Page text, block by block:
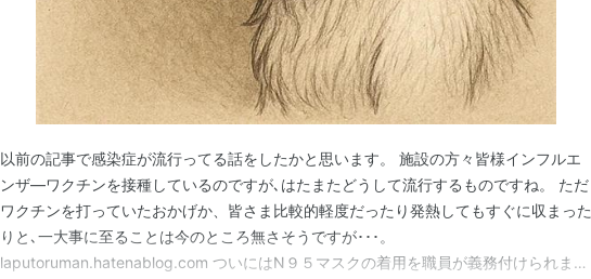
以前の記事で感染症が流行ってる話をしたかと思います。 施設の方々皆様インフルエ
ンザ―ワクチンを接種しているのですが､はたまたどうして流行するものですね。 ただ
ワクチンを打っていたおかげか、皆さま比較的軽度だったり発熱してもすぐに収まった
りと､一大事に至ることは今のところ無さそうですが･･･。
laputoruman.hatenablog.com ついにはN９５マスクの着用を職員が義務付けられまし